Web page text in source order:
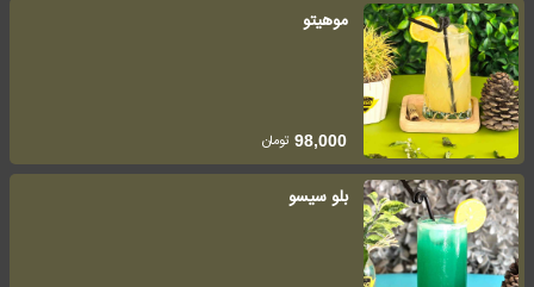
موهیتو
98,000 تومان
بلو سیسو